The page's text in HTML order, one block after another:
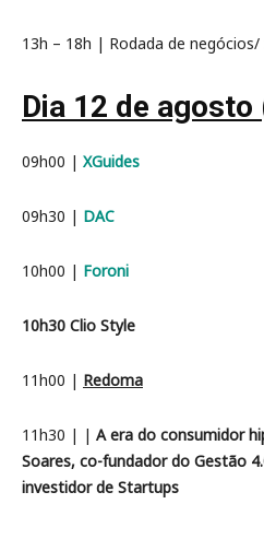
13h – 18h | Rodada de negócios/
Dia 12 de
09h00 | XGuides
09h30 | DAC
10h00 | Foroni
10h30 Clio Style
11h00 | Redoma
11h30 | | A era do consumidor
Soares, co-fundador do Gestão
investidor de Startups